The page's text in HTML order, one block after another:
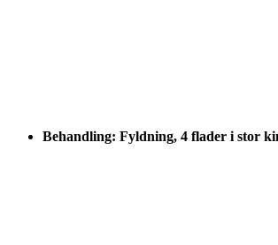
Behandling: Fyldning, 4 flader i stor